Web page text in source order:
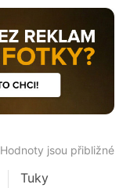
Hodnoty jsou přibližné
Tuky